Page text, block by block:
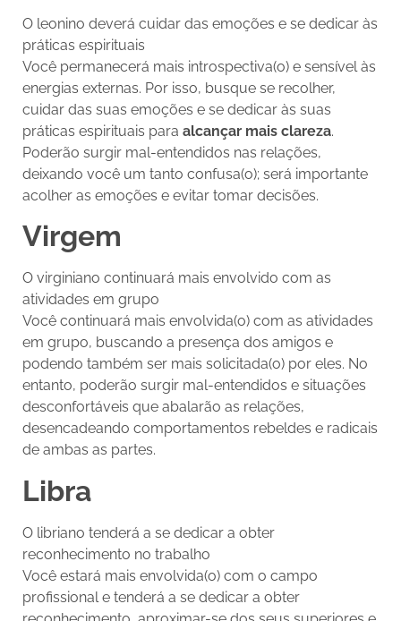
O leonino deverá cuidar das emoções e se dedicar às
práticas espirituais
Você permanecerá mais introspectiva(o) e sensível às
energias externas. Por isso, busque se recolher,
cuidar das suas emoções e se dedicar às suas
práticas espirituais para alcançar mais clareza.
Poderão surgir mal-entendidos nas relações,
deixando você um tanto confusa(o); será importante
acolher as emoções e evitar tomar decisões.
Virgem
O virginiano continuará mais envolvido com as
atividades em grupo
Você continuará mais envolvida(o) com as atividades
em grupo, buscando a presença dos amigos e
podendo também ser mais solicitada(o) por eles. No
entanto, poderão surgir mal-entendidos e situações
desconfortáveis que abalarão as relações,
desencadeando comportamentos rebeldes e radicais
de ambas as partes.
Libra
O libriano tenderá a se dedicar a obter
reconhecimento no trabalho
Você estará mais envolvida(o) com o campo
profissional e tenderá a se dedicar a obter